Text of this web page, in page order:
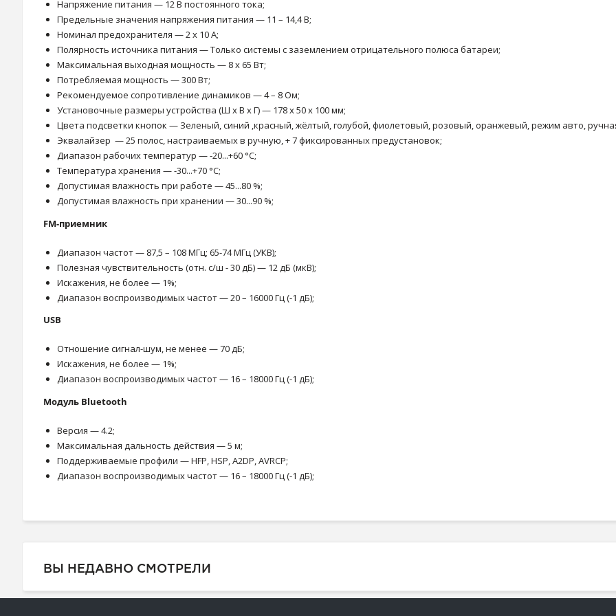
Напряжение питания — 12 В постоянного тока;
Предельные значения напряжения питания — 11 – 14,4 В;
Номинал предохранителя — 2 х 10 А;
Полярность источника питания — Только системы с заземлением отрицательного полюса батареи;
Максимальная выходная мощность — 8 x 65 Вт;
Потребляемая мощность — 300 Вт;
Рекомендуемое сопротивление динамиков — 4 – 8 Ом;
Установочные размеры устройства (Ш x В x Г) — 178 x 50 x 100 мм;
Цвета подсветки кнопок — Зеленый, синий ,красный, жёлтый, голубой, фиолетовый, розовый, оранжевый, режим авто,
Эквалайзер — 25 полос, настраиваемых в ручную, + 7 фиксированных предустановок;
Диапазон рабочих температур — -20...+60 °С;
Температура хранения — -30...+70 °С;
Допустимая влажность при работе — 45...80 %;
Допустимая влажность при хранении — 30...90 %;
FM-приемник
Диапазон частот — 87,5 – 108 МГц; 65-74 МГц (УКВ);
Полезная чувствительность (отн. с/ш - 30 дБ) — 12 дБ (мкВ);
Искажения, не более — 1%;
Диапазон воспроизводимых частот — 20 – 16000 Гц (-1 дБ);
USB
Отношение сигнал-шум, не менее — 70 дБ;
Искажения, не более — 1%;
Диапазон воспроизводимых частот — 16 – 18000 Гц (-1 дБ);
Модуль Bluetooth
Версия — 4.2;
Максимальная дальность действия — 5 м;
Поддерживаемые профили — HFP, HSP, A2DP, AVRCP;
Диапазон воспроизводимых частот — 16 – 18000 Гц (-1 дБ);
ВЫ НЕДАВНО СМОТРЕЛИ